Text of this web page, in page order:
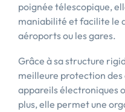
poignée télescopique,
maniabilité et facilite le
aéroports ou les gares.
Grâce à sa structure
meilleure protection
appareils électroniques
plus, elle permet une